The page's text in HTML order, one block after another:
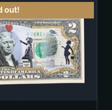
out!